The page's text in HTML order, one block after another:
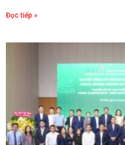
Đọc tiếp »